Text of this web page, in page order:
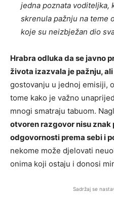
jedna poznata voditeljka,
skrenula pažnju na teme
koje su neizbježan dio
Hrabra odluka da se javno
života izazvala je pažnju,
gostovanju u jednoj emisiji,
tome kako je važno
mnogi smatraju tabuom.
otvoren razgovor nisu znak
odgovornosti prema sebi i
nekome može djelovati
onima koji ostaju i donosi
Sadržaj se